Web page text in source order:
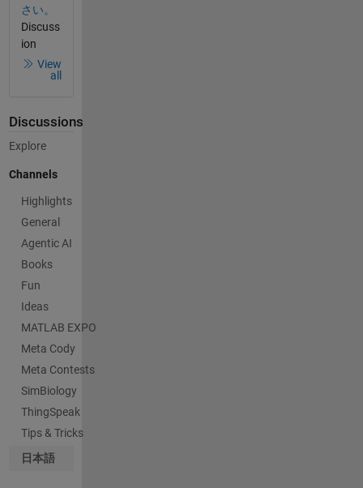
さい。
Discuss
ion
View
all
Discussions
Explore
Channels
Highlights
General
Agentic AI
Books
Fun
Ideas
MATLAB EXPO
Meta Cody
Meta Contests
SimBiology
ThingSpeak
Tips & Tricks
日本語